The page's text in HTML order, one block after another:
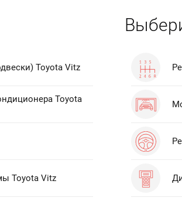
Toyota Vitz
Toyota
Toyota Vitz